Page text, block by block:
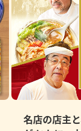
名店の店主